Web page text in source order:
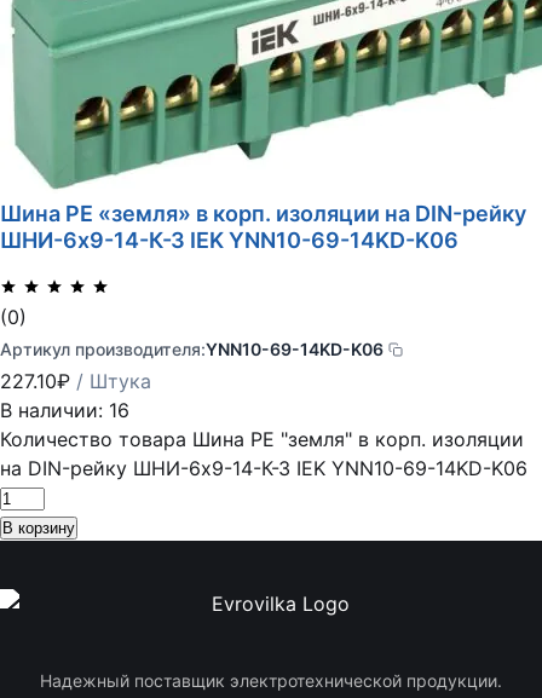
Шина PE «земля» в корп. изоляции на DIN-рейку
ШНИ-6х9-14-К-З IEK YNN10-69-14KD-K06
(0)
Артикул производителя:YNN10-69-14KD-K06
227.10₽ / Штука
В наличии: 16
Количество товара Шина PE "земля" в корп. изоляции
на DIN-рейку ШНИ-6х9-14-К-З IEK YNN10-69-14KD-K06
В корзину
Надежный поставщик электротехнической продукции.